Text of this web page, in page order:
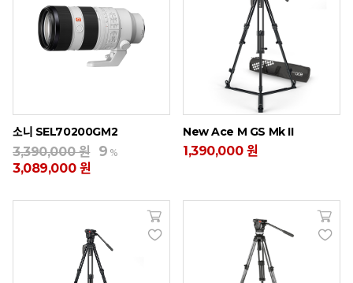
소니 SEL70200GM2
3,390,000 원 9 %
3,089,000 원
New Ace M GS Mk II
1,390,000 원